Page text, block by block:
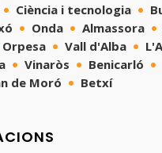
Ciència i tecnologia
Onda Almassora
Orpesa Vall d'Alba
Vinaròs
Benicarló
de Moró
Betxí